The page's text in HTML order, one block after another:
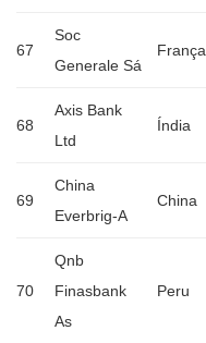
67
Soc
Generale Sá
França
68
Axis Bank
Ltd
Índia
69
China
Everbrig-A
China
70
Qnb
Finasbank
As
Peru